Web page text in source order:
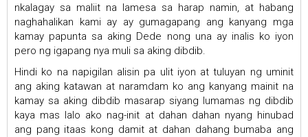
nkalagay sa maliit na lamesa sa harap namin, at habang
naghahalikan kami ay ay gumagapang ang kanyang mga
kamay papunta sa aking Dede nong una ay inalis ko iyon
pero ng igapang nya muli sa aking dibdib.
Hindi ko na napigilan alisin pa ulit iyon at tuluyan ng uminit
ang aking katawan at naramdam ko ang kanyang mainit na
kamay sa aking dibdib masarap siyang lumamas ng dibdib
kaya mas lalo ako nag-init at dahan dahan nyang hinubad
ang pang itaas kong damit at dahan dahang bumaba ang